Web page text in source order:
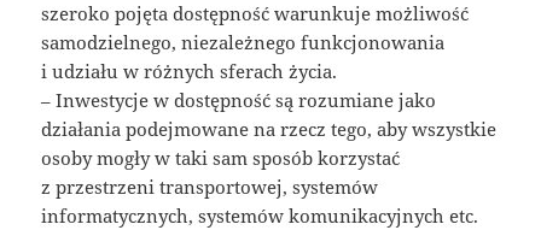
szeroko pojęta dostępność warunkuje możliwość
samodzielnego, niezależnego funkcjonowania
i udziału w różnych sferach życia.
– Inwestycje w dostępność są rozumiane jako
działania podejmowane na rzecz tego, aby wszystkie
osoby mogły w taki sam sposób korzystać
z przestrzeni transportowej, systemów
informatycznych, systemów komunikacyjnych etc.